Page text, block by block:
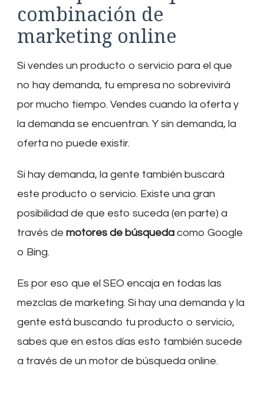
combinación de
marketing online
Si vendes un producto o servicio para el que
no hay demanda, tu empresa no sobrevivirá
por mucho tiempo. Vendes cuando la oferta y
la demanda se encuentran. Y sin demanda, la
oferta no puede existir.
Si hay demanda, la gente también buscará
este producto o servicio. Existe una gran
posibilidad de que esto suceda (en parte) a
través de motores de búsqueda como Google
o Bing.
Es por eso que el SEO encaja en todas las
mezclas de marketing. Si hay una demanda y la
gente está buscando tu producto o servicio,
sabes que en estos días esto también sucede
a través de un motor de búsqueda online.